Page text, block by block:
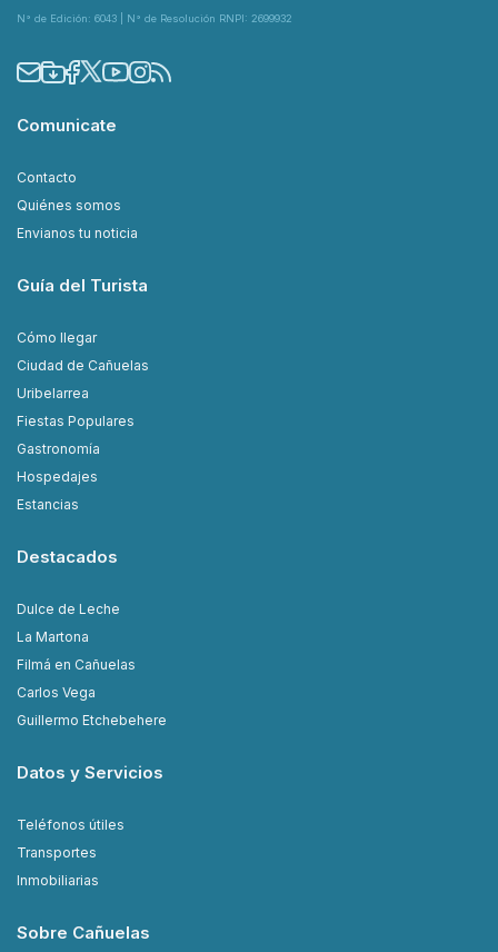
N° de Edición: 6043 | N° de Resolución RNPI: 2699932
Comunicate
Contacto
Quiénes somos
Envianos tu noticia
Guía del Turista
Cómo llegar
Ciudad de Cañuelas
Uribelarrea
Fiestas Populares
Gastronomía
Hospedajes
Estancias
Destacados
Dulce de Leche
La Martona
Filmá en Cañuelas
Carlos Vega
Guillermo Etchebehere
Datos y Servicios
Teléfonos útiles
Transportes
Inmobiliarias
Sobre Cañuelas